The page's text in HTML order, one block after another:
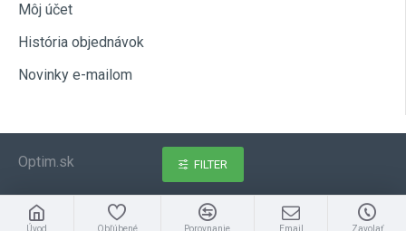
Môj účet
História objednávok
Novinky e-mailom
Optim.sk
Úvod Obľúbené Porovnanie Email Zavolať
FILTER